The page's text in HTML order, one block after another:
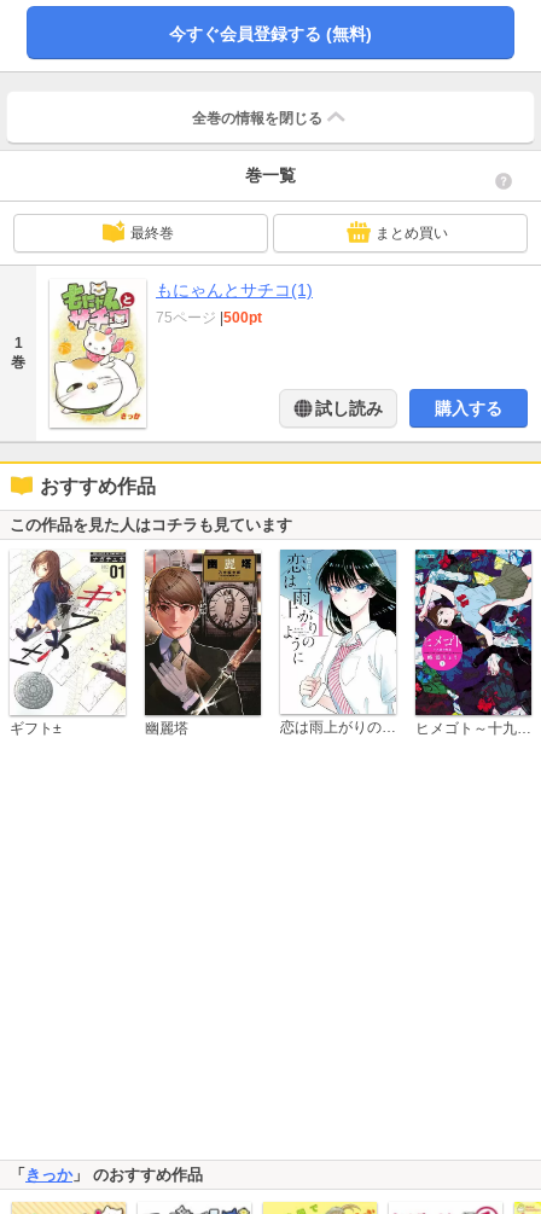
今すぐ会員登録する (無料)
全巻の情報を 閉じる
巻一覧
最終巻 まとめ買い
1
巻
もにゃんとサチコ(1)
75ページ 500pt
試し読み 購入する
おすすめ作品
この作品を見た人はコチラも見ています
ギフト± 幽麗塔 恋は雨上がりのように
「 きっか」 のおすすめ作品